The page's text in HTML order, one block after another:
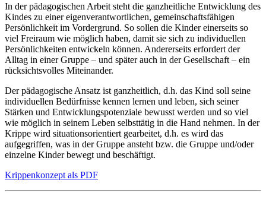
In der pädagogischen Arbeit steht die ganzheitliche Entwicklung des
Kindes zu einer eigenverantwortlichen, gemeinschaftsfähigen
Persönlichkeit im Vordergrund. So sollen die Kinder einerseits so
viel Freiraum wie möglich haben, damit sie sich zu individuellen
Persönlichkeiten entwickeln können. Andererseits erfordert der
Alltag in einer Gruppe – und später auch in der Gesellschaft – ein
rücksichtsvolles Miteinander.
Der pädagogische Ansatz ist ganzheitlich, d.h. das Kind soll seine
individuellen Bedürfnisse kennen lernen und leben, sich seiner
Stärken und Entwicklungspotenziale bewusst werden und so viel
wie möglich in seinem Leben selbsttätig in die Hand nehmen. In der
Krippe wird situationsorientiert gearbeitet, d.h. es wird das
aufgegriffen, was in der Gruppe ansteht bzw. die Gruppe und/oder
einzelne Kinder bewegt und beschäftigt.
Krippenkonzept als PDF